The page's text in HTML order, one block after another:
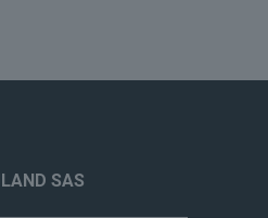
SAS